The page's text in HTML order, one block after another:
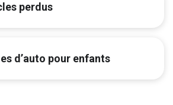
perdus
d’auto pour enfants